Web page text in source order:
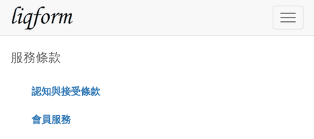
服務條款
認知與接受條款
會員服務